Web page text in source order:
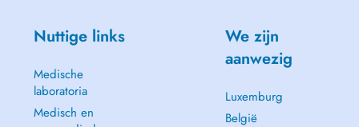
Nuttige links
Medische
laboratoria
Medisch en
We zijn
aanwezig
Luxemburg
België